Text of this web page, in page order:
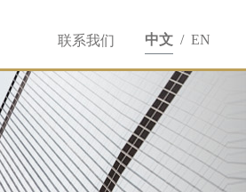
联系我们 中文 / EN